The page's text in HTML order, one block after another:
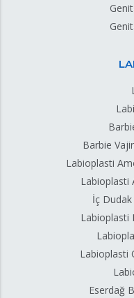
Barbie
Labioplasti
Labioplasti
İç Dudak
Labioplasti
Labioplasti
Eserdağ